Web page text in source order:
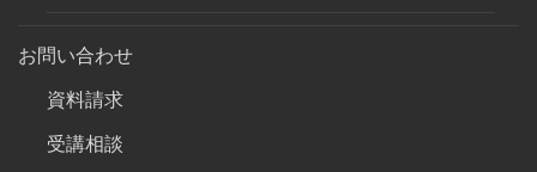
お問い合わせ
資料請求
受講相談